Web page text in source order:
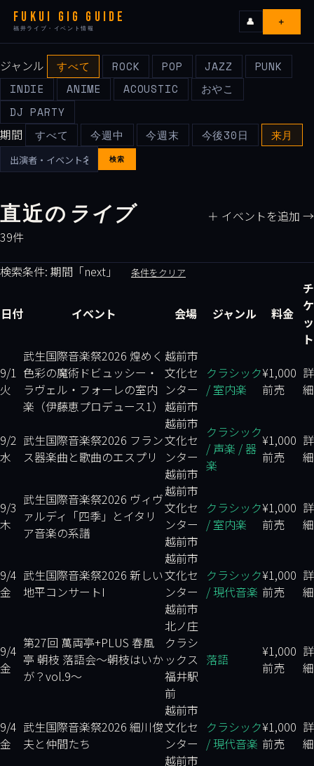
FUKUI GIG GUIDE
福井ライブ・イベント情報
ライブ
カレンダー
会場
イベンターの皆様へ
👤 ＋
ジャンル すべて ROCK POP JAZZ
PUNK
INDIE
ANIME ACOUSTIC
おやこ
DJ PARTY
期間 すべて 今週中 今週末 今後30日 来月
検索
直近の ライブ
39件
＋ イベントを追加 →
検索条件: 期間「next」 条件をクリア
日付 イベント 会場 ジャンル 料金
チ
ケ
ッ
ト
9/1
火
武生国際音楽祭2026 煌めく
色彩の魔術ドビュッシー・
ラヴェル・フォーレの室内
楽（伊藤恵プロデュース1）
越前市
文化セ
ンター
越前市
クラシック
/ 室内楽
¥1,000
前売
詳
細
9/2
水
武生国際音楽祭2026 フラン
ス器楽曲と歌曲のエスプリ
越前市
文化セ
ンター
越前市
クラシック
/ 声楽 / 器
楽
¥1,000
前売
詳
細
9/3
木
武生国際音楽祭2026 ヴィヴ
ァルディ「四季」とイタリ
ア音楽の系譜
越前市
文化セ
ンター
越前市
クラシック
/ 室内楽
¥1,000
前売
詳
細
9/4
金
武生国際音楽祭2026 新しい
地平コンサートI
越前市
文化セ
ンター
越前市
クラシック
/ 現代音楽
¥1,000
前売
詳
細
9/4
金
第27回 萬両亭+PLUS 春風
亭 朝枝 落語会～朝枝はいか
が？vol.9～
北ノ庄
クラシ
ックス
福井駅
前
落語
¥1,000
前売
詳
細
9/4
金
武生国際音楽祭2026 細川俊
夫と仲間たち
越前市
文化セ
ンター
越前市
クラシック
/ 現代音楽
¥1,000
前売
詳
細